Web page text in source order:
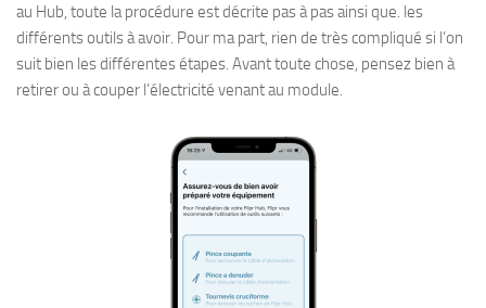
au Hub, toute la procédure est décrite pas à pas ainsi que. les
différents outils à avoir. Pour ma part, rien de très compliqué si l’on
suit bien les différentes étapes. Avant toute chose, pensez bien à
retirer ou à couper l’électricité venant au module.